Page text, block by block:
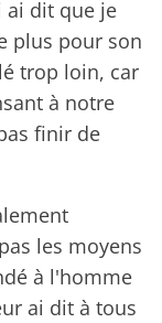
ai dit que je
plus pour son
trop loin, car
à notre
finir de
les moyens
à l'homme
ai dit à tous